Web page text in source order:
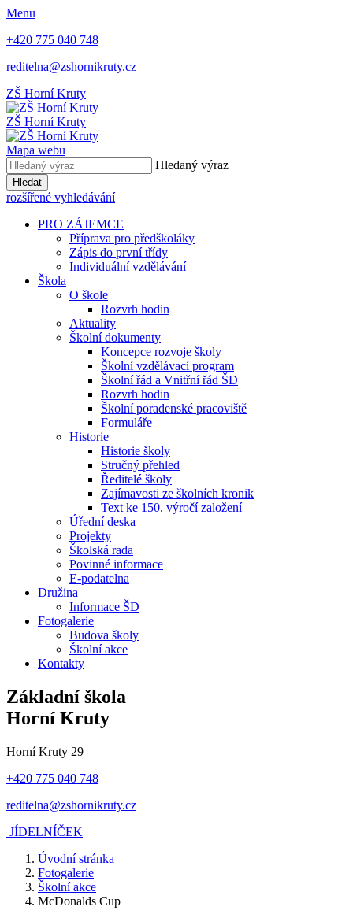
Menu
+420 775 040 748
reditelna@zshornikruty.cz
ZŠ Horní Kruty
ZŠ Horní Kruty
Mapa webu
Hledaný výraz
Hledat
rozšířené vyhledávání
PRO ZÁJEMCE
Příprava pro předškoláky
Zápis do první třídy
Individuální vzdělávání
Škola
O škole
Rozvrh hodin
Aktuality
Školní dokumenty
Koncepce rozvoje školy
Školní vzdělávací program
Školní řád a Vnitřní řád ŠD
Rozvrh hodin
Školní poradenské pracoviště
Formuláře
Historie
Historie školy
Stručný přehled
Ředitelé školy
Zajímavosti ze školních kronik
Text ke 150. výročí založení
Úřední deska
Projekty
Školská rada
Povinné informace
E-podatelna
Družina
Informace ŠD
Fotogalerie
Budova školy
Školní akce
Kontakty
Základní škola
Horní Kruty
Horní Kruty 29
+420 775 040 748
reditelna@zshornikruty.cz
JÍDELNÍČEK
Úvodní stránka
Fotogalerie
Školní akce
McDonalds Cup